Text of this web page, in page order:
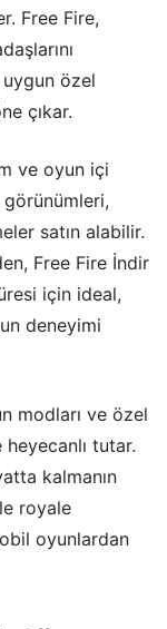
Free Fire,
özel
çıkar.
ve oyun içi
satın alabilir.
Free Fire İndir
için ideal,
deneyimi
modları ve özel
tutar.
kalmanın
royale
oyunlardan